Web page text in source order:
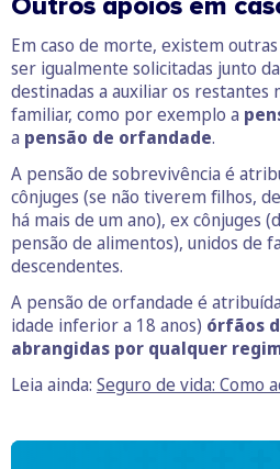
Em caso de morte, existem
ser igualmente solicitadas junto
destinadas a auxiliar os restantes
familiar, como por exemplo a
a pensão de orfandade.
A pensão de sobrevivência é
cônjuges (se não tiverem filhos,
há mais de um ano), ex cônjuges
pensão de alimentos), unidos de
descendentes.
A pensão de orfandade é
idade inferior a 18 anos) órfãos
abrangidas por qualquer
Leia ainda: Seguro de vida: Como